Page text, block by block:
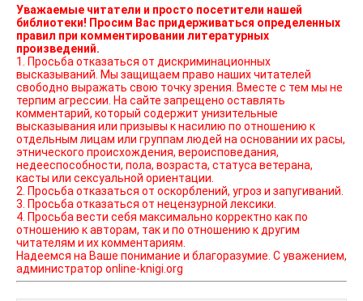
Уважаемые читатели и просто посетители нашей
библиотеки! Просим Вас придерживаться определенных
правил при комментировании литературных
произведений.
1. Просьба отказаться от дискриминационных
высказываний. Мы защищаем право наших читателей
свободно выражать свою точку зрения. Вместе с тем мы не
терпим агрессии. На сайте запрещено оставлять
комментарий, который содержит унизительные
высказывания или призывы к насилию по отношению к
отдельным лицам или группам людей на основании их расы,
этнического происхождения, вероисповедания,
недееспособности, пола, возраста, статуса ветерана,
касты или сексуальной ориентации.
2. Просьба отказаться от оскорблений, угроз и запугиваний.
3. Просьба отказаться от нецензурной лексики.
4. Просьба вести себя максимально корректно как по
отношению к авторам, так и по отношению к другим
читателям и их комментариям.
Надеемся на Ваше понимание и благоразумие. С уважением,
администратор online-knigi.org